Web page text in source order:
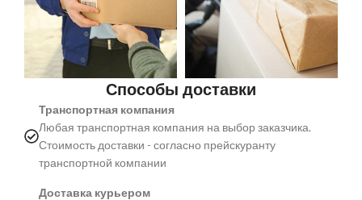
Способы доставки
Транспортная компания
Любая транспортная компания на выбор заказчика.
Стоимость доставки - согласно прейскуранту
транспортной компании
Доставка курьером